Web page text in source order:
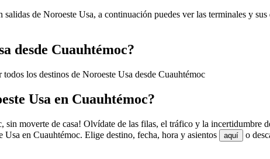
salidas de Noroeste Usa, a continuación puedes ver las terminales y
desde Cuauhtémoc?
todos los destinos de Noroeste Usa desde Cuauhtémoc
Usa en Cuauhtémoc?
sin moverte de casa! Olvídate de las filas, el tráfico y la incertidumbre
en Cuauhtémoc. Elige destino, fecha, hora y asientos
aquí
o